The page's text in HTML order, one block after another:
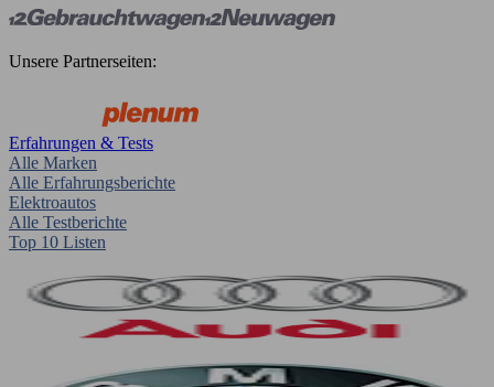
Unsere Partnerseiten:
Erfahrungen & Tests
Alle Marken
Alle Erfahrungsberichte
Elektroautos
Alle Testberichte
Top 10 Listen